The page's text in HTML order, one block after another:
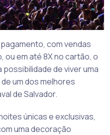
com vendas
ou em até 8X no cartão, o
de viver uma
um dos melhores
de Salvador.
únicas e exclusivas,
uma decoração